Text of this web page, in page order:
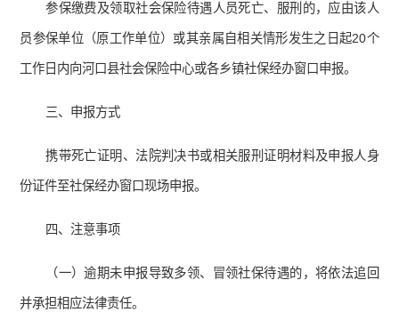
参保缴费及领取社会保险待遇人员死亡、服刑的，应由该人
员参保单位（原工作单位）或其亲属自相关情形发生之日起20个
工作日内向河口县社会保险中心或各乡镇社保经办窗口申报。
三、申报方式
携带死亡证明、法院判决书或相关服刑证明材料及申报人身
份证件至社保经办窗口现场申报。
四、注意事项
（一）逾期未申报导致多领、冒领社保待遇的，将依法追回
并承担相应法律责任。